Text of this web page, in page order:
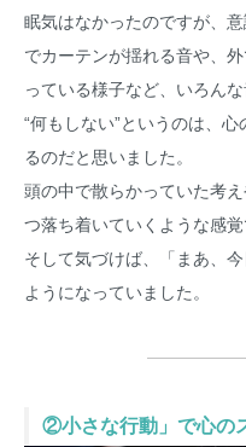
眠気はなかったのですが、
でカーテンが揺れる音や、
っている様子など、いろん
“何もしない”というのは、
るのだと思いました。
頭の中で散らかっていた考
つ落ち着いていくような感覚
そして気づけば、「まあ、
ようになっていました。
②小さな行動」で心の